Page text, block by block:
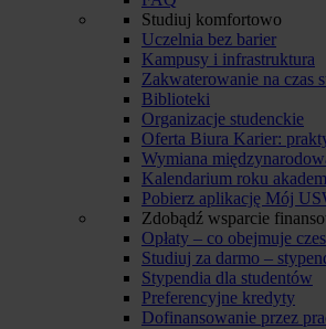
Studiuj komfortowo
Uczelnia bez barier
Kampusy i infrastruktura
Zakwaterowanie na czas
Biblioteki
Organizacje studenckie
Oferta Biura Karier:
Wymiana
Kalendarium roku
Pobierz aplikację Mój
Zdobądź wsparcie
Opłaty – co obejmuje
Studiuj za darmo –
Stypendia dla studentów
Preferencyjne kredyty
Dofinansowanie przez